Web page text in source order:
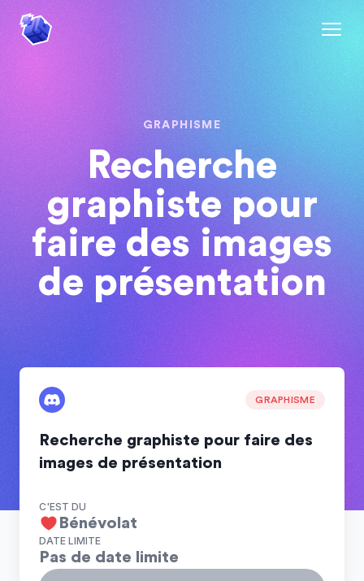
GRAPHISME
Recherche
graphiste pour
faire des images
de présentation
GRAPHISME
Recherche graphiste pour faire des
images de présentation
C'EST DU
Bénévolat
DATE LIMITE
Pas de date limite